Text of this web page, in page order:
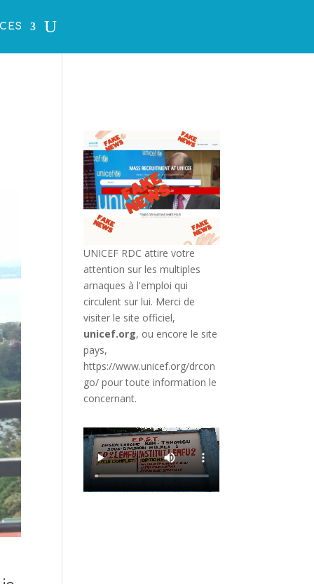
UNICEF RDC attire votre
attention sur les multiples
arnaques à l'emploi qui
circulent sur lui. Merci de
visiter le site officiel,
unicef.org, ou encore le site
pays,
https://www.unicef.org/drcon
go/ pour toute information le
concernant.